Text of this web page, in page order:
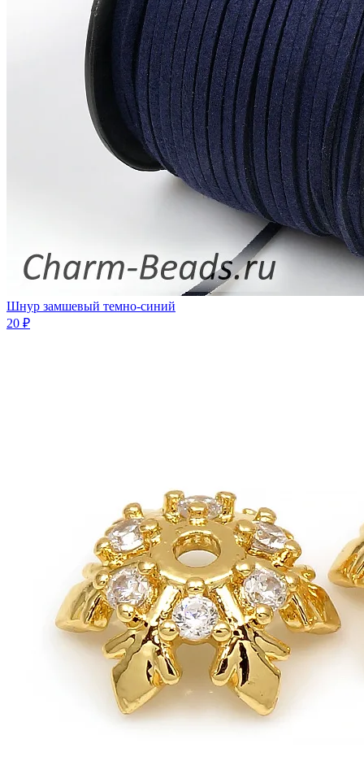
Шнур замшевый темно-синий
20 ₽